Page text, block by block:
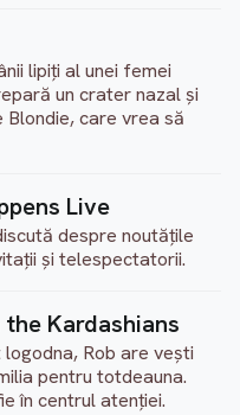
lipiți al unei femei
un crater nazal și
care vrea să
Live
despre noutățile
și telespectatorii.
Kardashians
Rob are vești
pentru totdeauna.
în centrul atenției.